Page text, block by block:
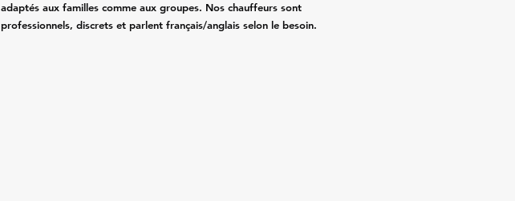
adaptés aux familles comme aux groupes. Nos chauffeurs sont
professionnels, discrets et parlent français/anglais selon le besoin.